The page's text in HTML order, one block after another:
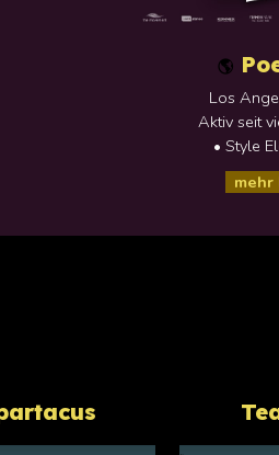
🌎
Los
Aktivseit
• Style
mehr